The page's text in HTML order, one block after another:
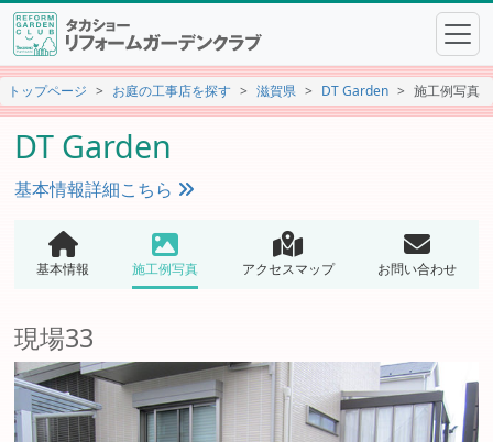
トップページ お庭の工事店を探す 滋賀県 DT Garden 施工例写真
DT Garden
基本情報詳細こちら
基本情報 施工例写真 アクセスマップ お問い合わせ
現場33